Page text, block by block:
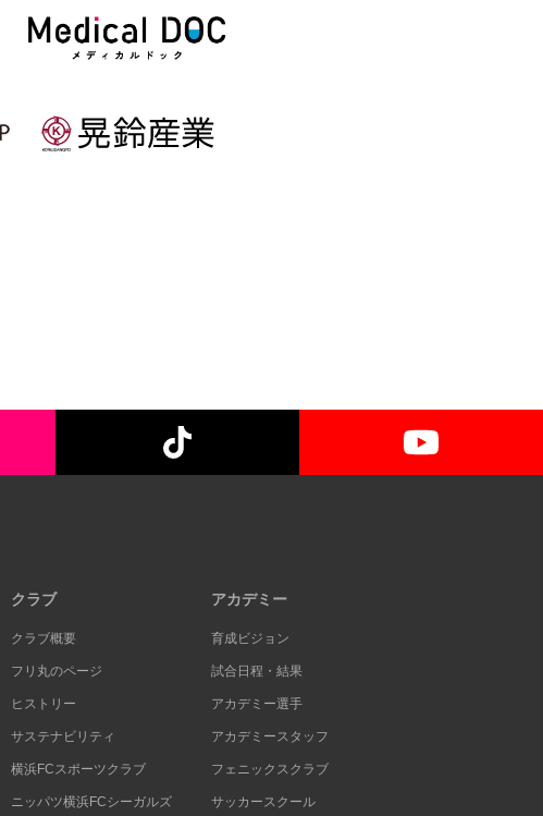
クラブ
クラブ概要
フリ丸のページ
ヒストリー
サステナビリティ
横浜FCスポーツクラブ
ニッパツ横浜FCシーガルズ
アカデミー
育成ビジョン
試合日程・結果
アカデミー選手
アカデミースタッフ
フェニックスクラブ
サッカースクール